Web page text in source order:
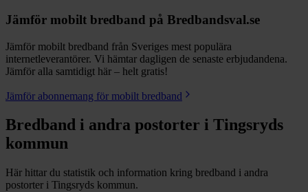
Jämför mobilt bredband på Bredbandsval.se
Jämför mobilt bredband från Sveriges mest populära
internetleverantörer. Vi hämtar dagligen de senaste erbjudandena.
Jämför alla samtidigt här – helt gratis!
Jämför abonnemang för mobilt bredband
Bredband i andra postorter i Tingsryds
kommun
Här hittar du statistik och information kring bredband i andra
postorter i Tingsryds kommun.